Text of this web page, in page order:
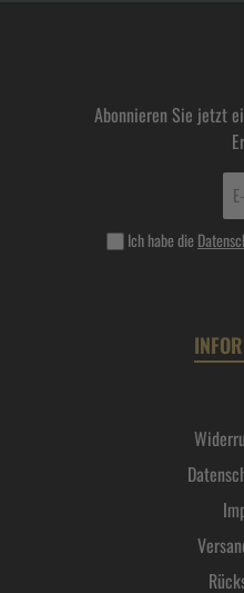
Abonnieren Sie jetzt
Ich habe die